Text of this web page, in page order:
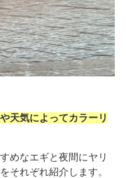
天気によってカラーリ
めなエギと夜間にヤリ
それぞれ紹介します。